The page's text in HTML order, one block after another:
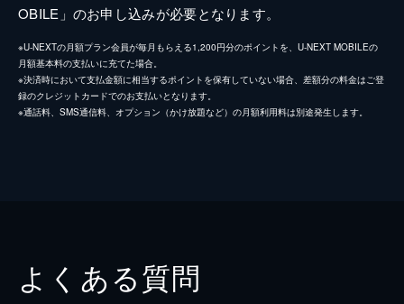
OBILE」のお申し込みが必要となります。
※U-NEXTの月額プラン会員が毎月もらえる1,200円分のポイントを、U-NEXT MOBILEの
月額基本料の支払いに充てた場合。
※決済時において支払金額に相当するポイントを保有していない場合、差額分の料金はご登
録のクレジットカードでのお支払いとなります。
※通話料、SMS通信料、オプション（かけ放題など）の月額利用料は別途発生します。
よくある質問